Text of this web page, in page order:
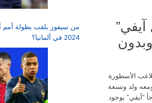
من سيفوز بلقب بطولة أمم
2024 في ألمانيا؟
آيفي”
الأسطورة
“ديفيد ويليامز” الرهان بمزايدة حتى 1800 دولار ومعه ولد وتسعة
وتفاجأ “آيفي” بوجود